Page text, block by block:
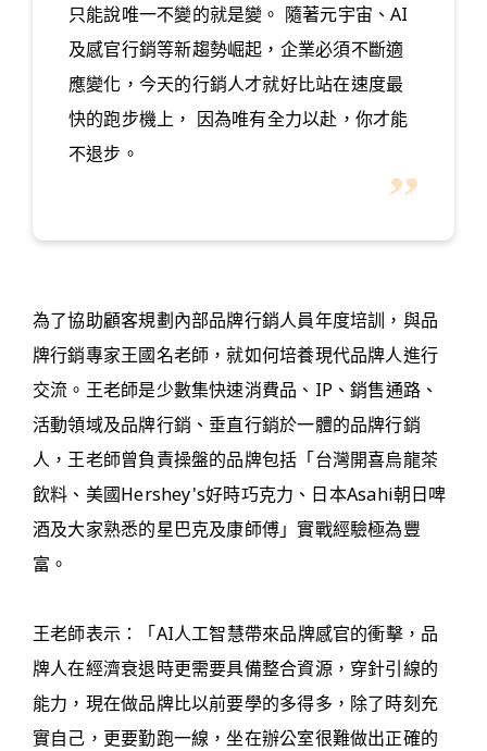
只能說唯一不變的就是變。 隨著元宇宙、AI
及感官行銷等新趨勢崛起，企業必須不斷適
應變化，今天的行銷人才就好比站在速度最
快的跑步機上， 因為唯有全力以赴，你才能
不退步。
為了協助顧客規劃內部品牌行銷人員年度培訓，與品
牌行銷專家王國名老師，就如何培養現代品牌人進行
交流。王老師是少數集快速消費品、IP、銷售通路、
活動領域及品牌行銷、垂直行銷於一體的品牌行銷
人，王老師曾負責操盤的品牌包括「台灣開喜烏龍茶
飲料、美國Hershey's好時巧克力、日本Asahi朝日啤
酒及大家熟悉的星巴克及康師傅」實戰經驗極為豐
富。
王老師表示：「AI人工智慧帶來品牌感官的衝擊，品
牌人在經濟衰退時更需要具備整合資源，穿針引線的
能力，現在做品牌比以前要學的多得多，除了時刻充
實自己，更要勤跑一線，坐在辦公室很難做出正確的